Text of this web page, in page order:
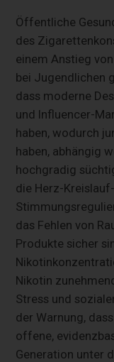
Öffentliche
des
einem Anstieg
bei Jugendlichen
dass moderne
und Influencer-
haben, wodurch
haben, abhängig
hochgradig
die Herz-
das Fehlen von
Produkte sicher
Nikotin
Stress und
der Warnung,
offene,
Generation unter